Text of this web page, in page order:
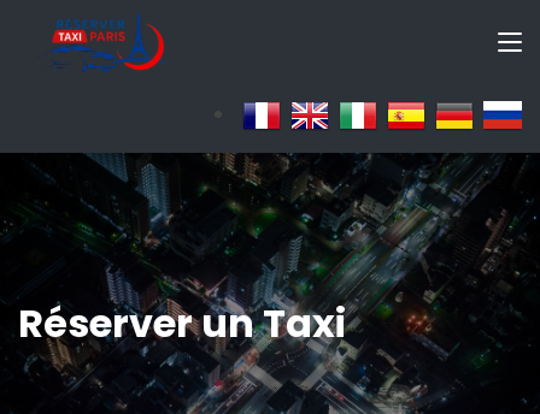
Réserver un Taxi